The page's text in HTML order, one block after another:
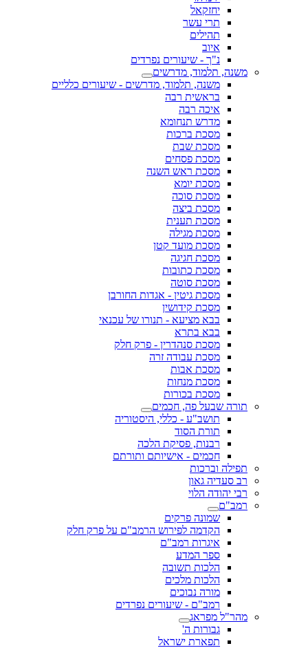
יחזקאל
תרי עשר
תהילים
איוב
נ"ך - שיעורים נפרדים
משנה, תלמוד, מדרשים
משנה, תלמוד, מדרשים - שיעורים כלליים
בראשית רבה
איכה רבה
מדרש תנחומא
מסכת ברכות
מסכת שבת
מסכת פסחים
מסכת ראש השנה
מסכת יומא
מסכת סוכה
מסכת ביצה
מסכת תענית
מסכת מגילה
מסכת מועד קטן
מסכת חגיגה
מסכת כתובות
מסכת סוטה
מסכת גיטין - אגדות החורבן
מסכת קידושין
בבא מציעא - תנורו של עכנאי
בבא בתרא
מסכת סנהדרין - פרק חלק
מסכת עבודה זרה
מסכת אבות
מסכת מנחות
מסכת בכורות
תורה שבעל פה, חכמים
תושב"ע - כללי, היסטוריה
תורת הסוד
רבנות, פסיקת הלכה
חכמים - אישיותם ותורתם
תפילה וברכות
רב סעדיה גאון
רבי יהודה הלוי
רמב"ם
שמונה פרקים
הקדמה לפירוש הרמב"ם על פרק חלק
איגרות רמב"ם
ספר המדע
הלכות תשובה
הלכות מלכים
מורה נבוכים
רמב"ם - שיעורים נפרדים
מהר"ל מפראג
גבורות ה'
תפארת ישראל